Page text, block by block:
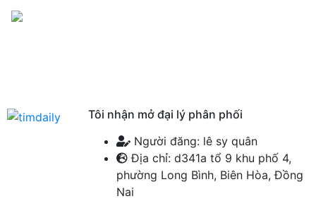
Tôi nhận mở đại lý phân phối
Người đăng: lê sy quân
Địa chỉ: d341a tổ 9 khu phố 4,
phường Long Bình, Biên Hòa, Đồng
Nai